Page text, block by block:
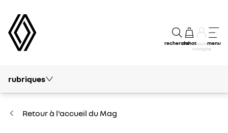
rechercheachatmon
compte
menu
rubriques
Tout le mag
Retour à l'accueil du Mag